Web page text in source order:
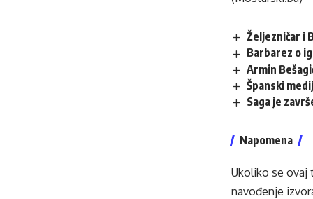
Željezničar i
Barbarez o
Armin
Španski
Saga je
Napomena
Ukoliko se ovaj
navođenje